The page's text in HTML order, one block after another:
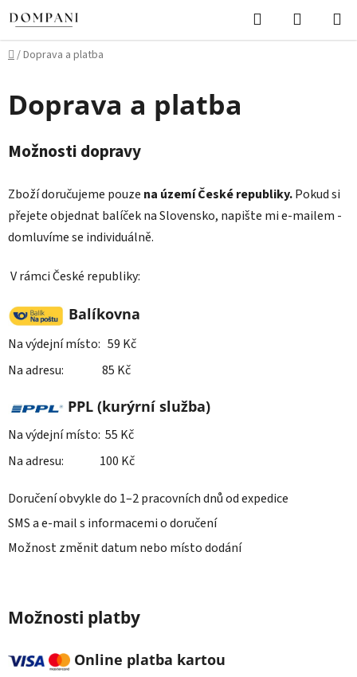
na
obsah
Hledat
KOŠÍK
Domů
/Doprava a platba
Doprava a platba
Možnosti dopravy
Zboží doručujeme pouze na území České republiky.Pokud si
přejete objednat balíček na Slovensko, napište mi e-mailem -
domluvíme se individuálně.
V rámci České republiky:
Balíkovna
Na výdejní místo: 59 Kč
Na adresu: 85 Kč
PPL (kurýrní služba)
Na výdejní místo: 55 Kč
Na adresu: 100 Kč
Doručení obvykle do 1–2 pracovních dnů od expedice
SMS a e-mail s informacemi o doručení
Možnost změnit datum nebo místo dodání
Možnosti platby
Online platba kartou